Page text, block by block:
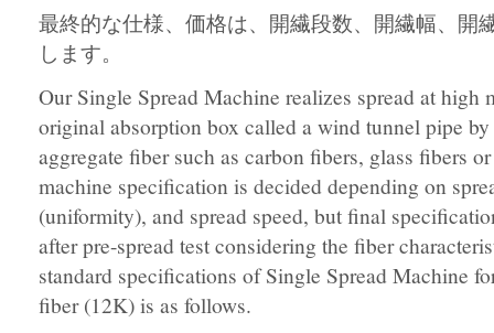
最終的な仕様、価格は、開繊段数、開繊幅、開
します。
Our Single Spread Machine realizes spread at high
original absorption box called a wind tunnel pipe by
aggregate fiber such as carbon fibers, glass fibers
machine specification is decided depending on
(uniformity), and spread speed, but final
after pre-spread test considering the fiber
standard specifications of Single Spread Machine
fiber (12K) is as follows.